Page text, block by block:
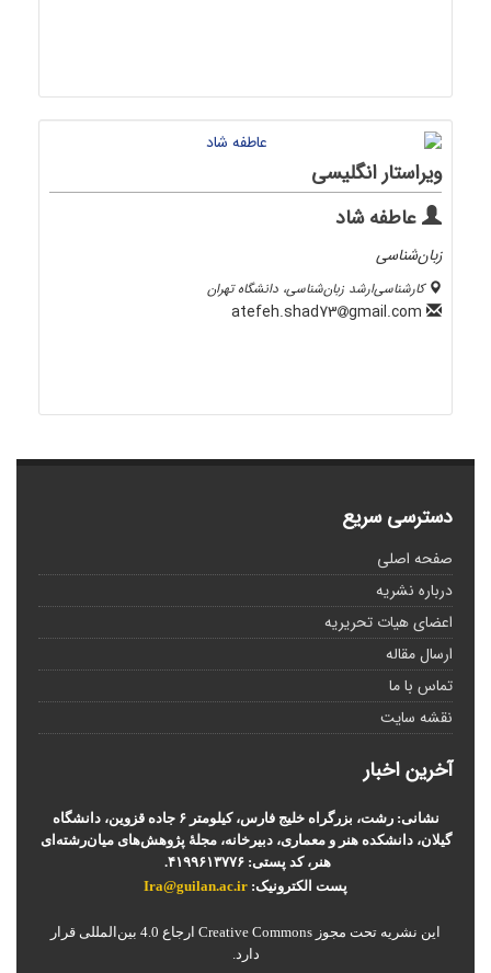
ویراستار انگلیسی
عاطفه شاد
زبان‌شناسی
کارشناسی‌ارشد زبان‌شناسی، دانشگاه تهران
gmail.com
دسترسی سریع
صفحه اصلی
درباره نشریه
اعضای هیات تحریریه
ارسال مقاله
تماس با ما
نقشه سایت
آخرین اخبار
نشانی: رشت، بزرگراه خلیج فارس، کیلومتر ۶ جاده قزوین، دانشگاه
گیلان، دانشکده هنر و معماری، دبیرخانه، مجلۀ پژوهش‌های میان‌رشته‌ای
هنر، کد پستی: ۴۱۹۹۶۱۳۷۷۶.
پست الکترونیک: Ira@guilan.ac.ir
این نشریه تحت مجوز Creative Commons ارجاع 4.0 بین‌المللی قرار
دارد.